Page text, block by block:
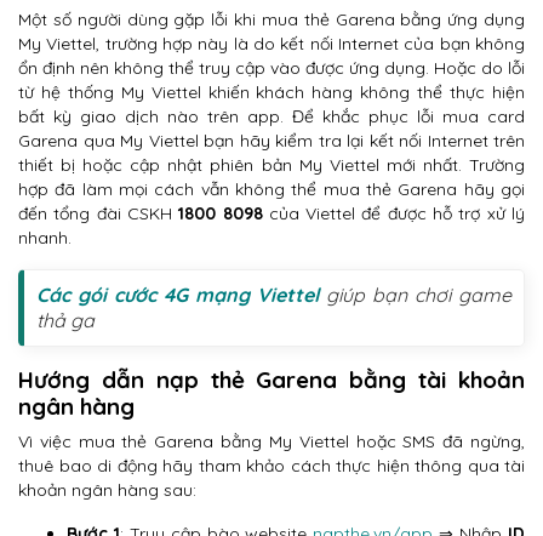
Một số người dùng gặp lỗi khi mua thẻ Garena bằng ứng dụng
My Viettel, trường hợp này là do kết nối Internet của bạn không
ổn định nên không thể truy cập vào được ứng dụng. Hoặc do lỗi
từ hệ thống My Viettel khiến khách hàng không thể thực hiện
bất kỳ giao dịch nào trên app. Để khắc phục lỗi mua card
Garena qua My Viettel bạn hãy kiểm tra lại kết nối Internet trên
thiết bị hoặc cập nhật phiên bản My Viettel mới nhất. Trường
hợp đã làm mọi cách vẫn không thể mua thẻ Garena hãy gọi
đến tổng đài CSKH1800 8098của Viettel để được hỗ trợ xử lý
nhanh.
Các gói cước 4G mạng Viettelgiúp bạn chơi game
thả ga
Hướng dẫn nạp thẻ Garena bằng tài khoản
ngân hàng
Vì việc mua thẻ Garena bằng My Viettel hoặc SMS đã ngừng,
thuê bao di động hãy tham khảo cách thực hiện thông qua tài
khoản ngân hàng sau: